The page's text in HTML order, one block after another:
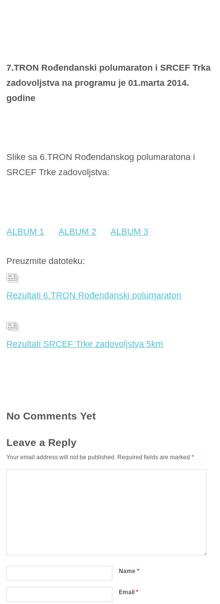
7.TRON Rođendanski polumaraton i SRCEF Trka
zadovoljstva na programu je 01.marta 2014.
godine
Slike sa 6.TRON Rođendanskog polumaratona i
SRCEF Trke zadovoljstva:
ALBUM 1 ALBUM 2 ALBUM 3
Preuzmite datoteku:
Rezultati 6.TRON Rođendanski polumaraton
Rezultati SRCEF Trke zadovoljstva 5km
No Comments Yet
Leave a Reply
Your email address will not be published. Required fields are marked*
Name*
Email*